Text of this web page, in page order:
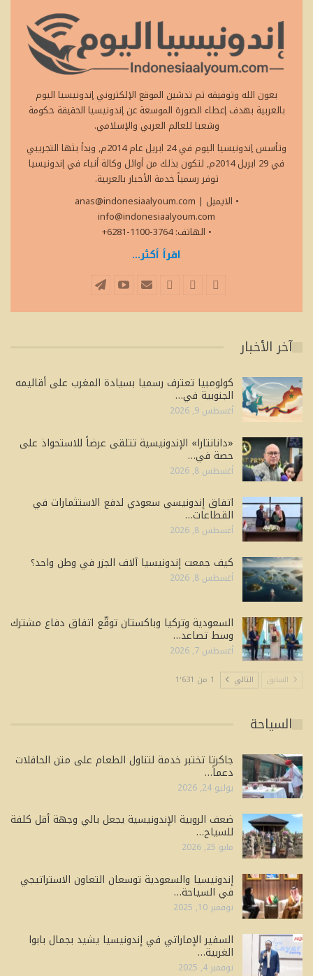
بعون الله وتوفيقه تم تدشين الموقع الإلكتروني إندونيسيا اليوم
بالعربية بهدف إعطاء الصورة الموسعة عن إندونيسيا الحقيقة حكومة
وشعبا للعالم العربي والإسلامي.
وتأسس إندونيسيا اليوم في 24 ابريل عام 2014م, وبدأ بثها التجريبي
في 29 ابريل 2014م, لتكون بذلك من أوائل وكالة أنباء في إندونيسيا
توفر رسمياً خدمة الأخبار بالعربية.
• الايميل
anas@indonesiaalyoum.com |
info@indonesiaalyoum.com
• الهاتف: 3764-1100-6281+
اقرأ أكثر...
آخر الأخبار
كولومبيا تعترف رسميا بسيادة المغرب على أقاليمه
الجنوبية في…
أغسطس 9, 2026
«دانانتارا» الإندونيسية تتلقى عرضاً للاستحواذ على
حصة في…
أغسطس 8, 2026
اتفاق إندونيسي سعودي لدفع الاستثمارات في
القطاعات…
أغسطس 8, 2026
كيف جمعت إندونيسيا آلاف الجزر في وطن واحد؟
أغسطس 8, 2026
السعودية وتركيا وباكستان توقّع اتفاق دفاع مشترك
وسط تصاعد…
أغسطس 7, 2026
السابق التالي 1 من 1٬631
السياحة
جاكرتا تختبر خدمة لتناول الطعام على متن الحافلات
دعماً…
يوليو 24, 2026
ضعف الروبية الإندونيسية يجعل بالي وجهة أقل كلفة
للسياح…
مايو 25, 2026
إندونيسيا والسعودية توسعان التعاون الاستراتيجي
في السياحة…
نوفمبر 10, 2025
السفير الإماراتي في إندونيسيا يشيد بجمال بابوا
الغربية…
نوفمبر 4, 2025